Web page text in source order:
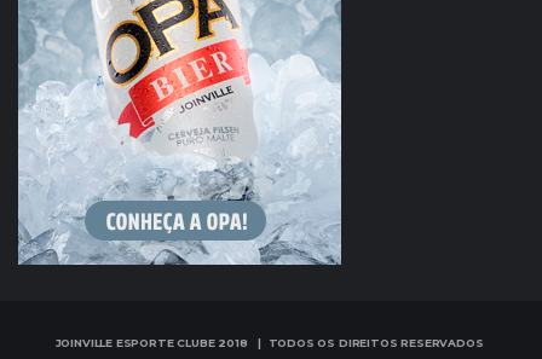
JOINVILLE ESPORTE CLUBE 2018 | TODOS OS DIREITOS RESERVADOS